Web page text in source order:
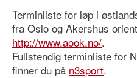
Terminliste for løp i
fra Oslo og Akershus
http://www.aook.no/.
Fullstendig terminliste for
finner du på n3sport.